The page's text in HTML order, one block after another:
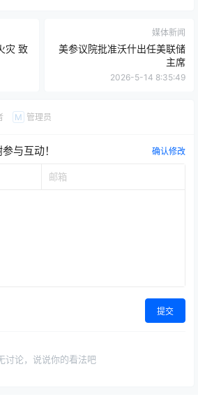
灾 致
媒体新闻
美参议院批准沃什出任美联储
主席
2026-5-14 8:35:49
M 管理员
与互动！ 确认修改
提交
讨论，说说你的看法吧